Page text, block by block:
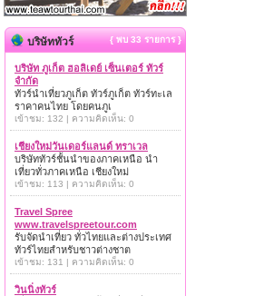
บริษัททัวร์ { พบ 33 รายการ }
บริษัท ภูเก็ต ฮอลิเดย์ เซ็นเตอร์ ทัวร์
จำกัด
ทัวร์นำเที่ยวภูเก็ต ทัวร์ภูเก็ต ทัวร์ทะเล
ราคาคนไทย โดยคนภูเ
เข้าชม: 132 | ความคิดเห็น: 0
เชียงใหม่วันเดอร์แลนด์ ทราเวล
บริษัททัวร์ชั้นนำของภาคเหนือ นำ
เที่ยวทั่วภาคเหนือ เชียงใหม่
เข้าชม: 113 | ความคิดเห็น: 0
Travel Spree
www.travelspreetour.com
รับจัดนำเที่ยว ทั่วไทยและต่างประเทศ
ทัวร์ไทยสำหรับชาวต่างชาต
เข้าชม: 131 | ความคิดเห็น: 0
วินนิ่งทัวร์